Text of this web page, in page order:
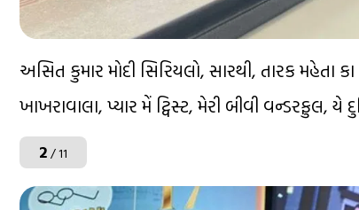
અસિત કુમાર મોદી સિરિયલો, સારથી, તારક મહેતા
ખાખરાવાલા, પ્યાર મેં ટ્વિસ્ટ, મેરી બીવી
2/ 11